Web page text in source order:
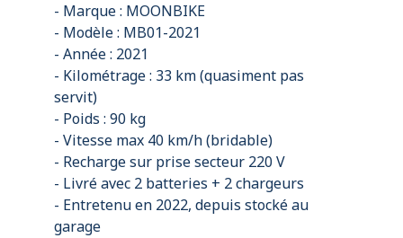
- Marque : MOONBIKE
- Modèle : MB01-2021
- Année : 2021
- Kilométrage : 33 km (quasiment pas
servit)
- Poids : 90 kg
- Vitesse max 40 km/h (bridable)
- Recharge sur prise secteur 220 V
- Livré avec 2 batteries + 2 chargeurs
- Entretenu en 2022, depuis stocké au
garage